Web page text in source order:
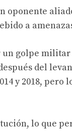
oponente
a
un golpe
del
y 2018,
lo que